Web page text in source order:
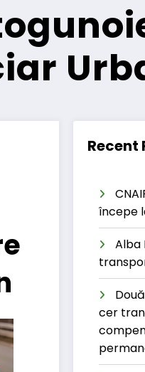
Recent
începe
Alba
cer